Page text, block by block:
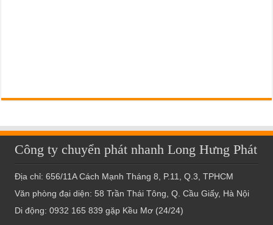
Công ty chuyển phát nhanh Long Hưng Phát
Địa chỉ: 656/11A Cách Mạnh Tháng 8, P.11, Q.3, TPHCM
Văn phòng đại diện: 58 Trần Thái Tông, Q. Cầu Giấy, Hà Nội
Di động: 0932 165 839 gặp Kều Mơ (24/24)